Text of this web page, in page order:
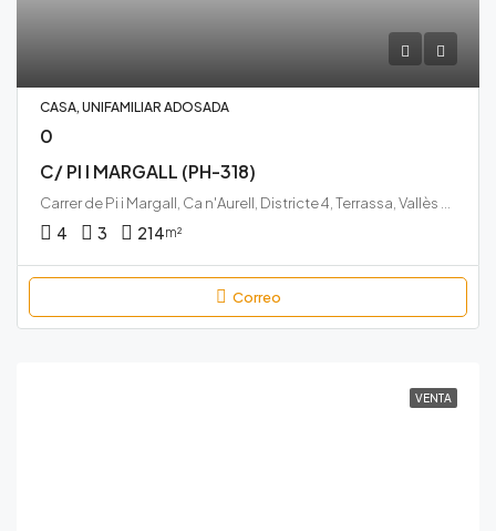
CASA, UNIFAMILIAR ADOSADA
0
C/ PI I MARGALL (PH-318)
4 3 214m²
Correo
VENTA